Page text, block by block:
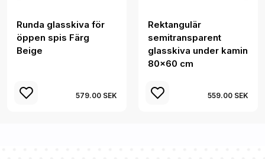
Runda glasskiva för
öppen spis Färg
Beige
579.00 SEK
Rektangulär
semitransparent
glasskiva under kamin
80x60 cm
559.00 SEK